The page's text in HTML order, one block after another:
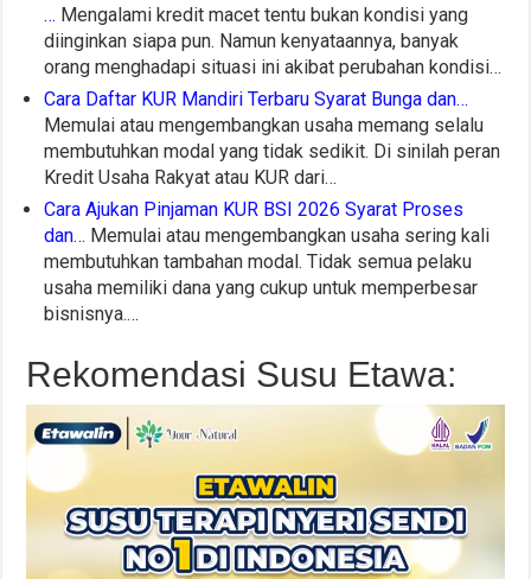
… Mengalami kredit macet tentu bukan kondisi yang
diinginkan siapa pun. Namun kenyataannya, banyak
orang menghadapi situasi ini akibat perubahan kondisi…
Cara Daftar KUR Mandiri Terbaru Syarat Bunga dan…
Memulai atau mengembangkan usaha memang selalu
membutuhkan modal yang tidak sedikit. Di sinilah peran
Kredit Usaha Rakyat atau KUR dari…
Cara Ajukan Pinjaman KUR BSI 2026 Syarat Proses
dan… Memulai atau mengembangkan usaha sering kali
membutuhkan tambahan modal. Tidak semua pelaku
usaha memiliki dana yang cukup untuk memperbesar
bisnisnya.…
Rekomendasi Susu Etawa: